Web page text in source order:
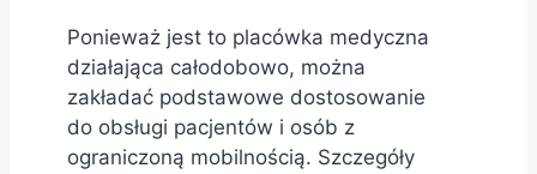
Ponieważ jest to placówka medyczna
działająca całodobowo, można
zakładać podstawowe dostosowanie
do obsługi pacjentów i osób z
ograniczoną mobilnością. Szczegóły